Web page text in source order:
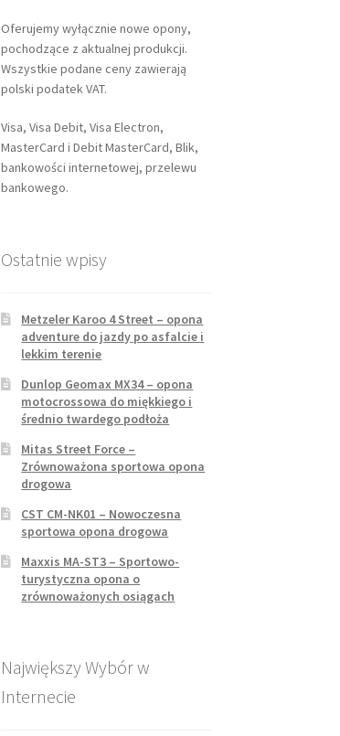
Oferujemy wyłącznie nowe opony,
pochodzące z aktualnej produkcji.
Wszystkie podane ceny zawierają
polski podatek VAT.
Visa, Visa Debit, Visa Electron,
MasterCard i Debit MasterCard, Blik,
bankowości internetowej, przelewu
bankowego.
Ostatnie wpisy
Metzeler Karoo 4 Street – opona
adventure do jazdy po asfalcie i
lekkim terenie
Dunlop Geomax MX34 – opona
motocrossowa do miękkiego i
średnio twardego podłoża
Mitas Street Force –
Zrównoważona sportowa opona
drogowa
CST CM-NK01 – Nowoczesna
sportowa opona drogowa
Maxxis MA-ST3 – Sportowo-
turystyczna opona o
zrównoważonych osiągach
Największy Wybór w
Internecie